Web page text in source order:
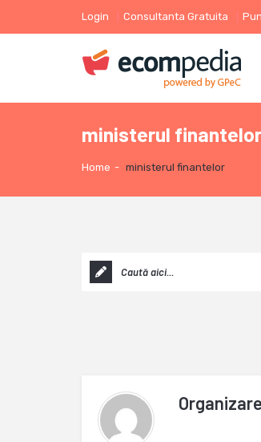
Login Consultanta Gratuita
ministerul finantelor
Home - ministerul finantelor